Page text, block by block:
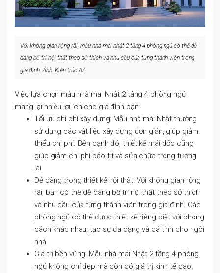
Với không gian rộng rãi, mẫu nhà mái nhật 2 tầng 4 phòng ngủ có thể dễ
dàng bố trí nội thất theo sở thích và nhu cầu của từng thành viên trong
gia đình. Ảnh: Kiến trúc AZ
Việc lựa chọn mẫu nhà mái Nhật 2 tầng 4 phòng ngủ
mang lại nhiều lợi ích cho gia đình bạn:
Tối ưu chi phí xây dựng: Mẫu nhà mái Nhật thường
sử dụng các vật liệu xây dựng đơn giản, giúp giảm
thiểu chi phí. Bên cạnh đó, thiết kế mái dốc cũng
giúp giảm chi phí bảo trì và sửa chữa trong tương
lai.
Dễ dàng trong thiết kế nội thất: Với không gian rộng
rãi, bạn có thể dễ dàng bố trí nội thất theo sở thích
và nhu cầu của từng thành viên trong gia đình. Các
phòng ngủ có thể được thiết kế riêng biệt với phong
cách khác nhau, tạo sự đa dạng và cá tính cho ngôi
nhà.
Giá trị bền vững: Mẫu nhà mái Nhật 2 tầng 4 phòng
ngủ không chỉ đẹp mà còn có giá trị kinh tế cao.